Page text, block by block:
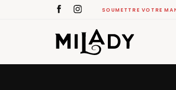
SOUMETTRE VOTRE